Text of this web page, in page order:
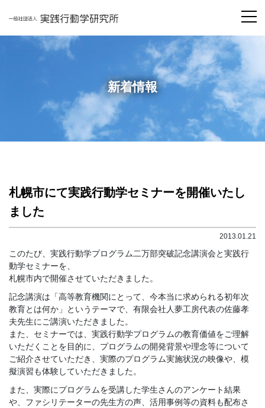
新着情報
札幌市にて実践行動学セミナーを開催いたし
ました
2013.01.21
このたび、実践行動学プログラム二万部突破記念講演会と実践行
動学セミナーを、
札幌市内で開催させていただきました。
記念講演は「高等教育機関にとって、今本当に求められる初年次
教育とは何か」というテーマで、有限会社人夢工房代表の佐藤孝
夫先生にご講演いただきました。
また、セミナーでは、実践行動学プログラムの教育価値をご理解
いただくことを目的に、プログラムの開発背景や理念等について
ご紹介させていただき、実際のプログラム実施状況の映像や、模
擬演習も体験していただきました。
また、実際にプログラムを受講した学生さんのアンケート結果
や、ファシリテーターの先生方の声、活用事例等の資料も配布さ